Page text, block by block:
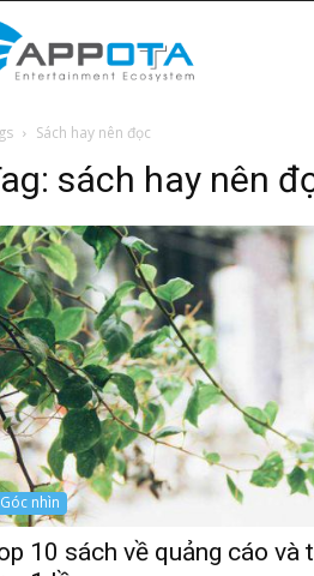
Sách hay nên đọc
sách hay nên
Góc nhìn
10 sách về quảng cáo và